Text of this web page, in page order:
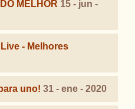
MELHOR 15 - jun -
- Melhores
uno! 31 - ene - 2020